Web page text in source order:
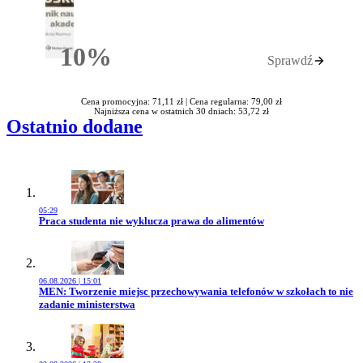
10%Rabatu Sprawdź
Cena promocyjna: 71,11 zł | Cena regularna: 79,00 zł
Najniższa cena w ostatnich 30 dniach: 53,72 zł
Ostatnio dodane
05:29
Przejdź do artykułu:
Praca studenta nie wyklucza prawa do alimentów
06.08.2026 | 15:01
Przejdź do artykułu:
MEN: Tworzenie miejsc przechowywania telefonów w szkołach to nie
zadanie ministerstwa